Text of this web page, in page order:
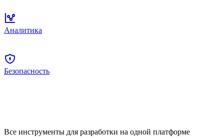
Аналитика
Безопасность
Все инструменты для разработки на одной платформе